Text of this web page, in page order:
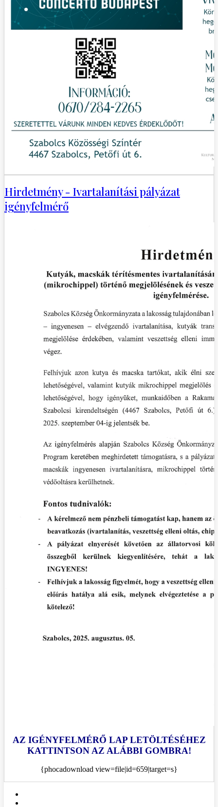
Hirdetmény - Ivartalanítási pályázat
igényfelmérő
AZ IGÉNYFELMÉRŐ LAP LETÖLTÉSÉHEZ
KATTINTSON AZ ALÁBBI GOMBRA!
{phocadownload view=file|id=659|target=s}